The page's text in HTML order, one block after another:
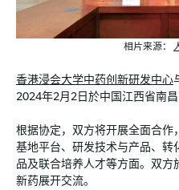
相片来源：
香港浸会大学中药创新研发中心
2024年2月2日於中国江西省南昌
根据协定，双方将开展全面合作
基地平台、研发技术与产品、转
品及联合培养人才等方面。双方
新药展开交流。